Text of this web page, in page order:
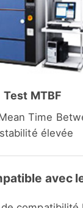
Test MTBF
Time
élevée
avec